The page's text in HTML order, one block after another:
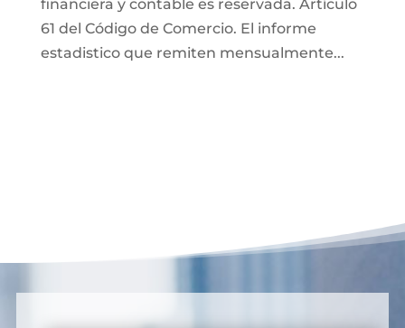
financiera y contable es reservada. Artículo
61 del Código de Comercio. El informe
estadistico que remiten mensualmente...